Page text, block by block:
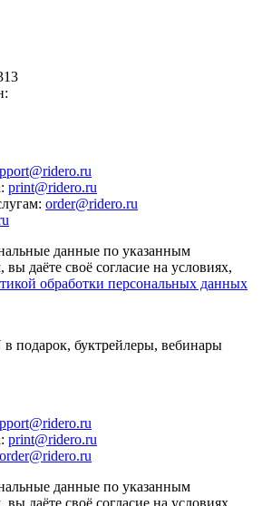
:
: print@ridero.ru
: order@ridero.ru
данные по указанным
даёте своё согласие на условиях,
обработки персональных данных
подарок, буктрейлеры, вебинары
: print@ridero.ru
order@ridero.ru
данные по указанным
даёте своё согласие на условиях,